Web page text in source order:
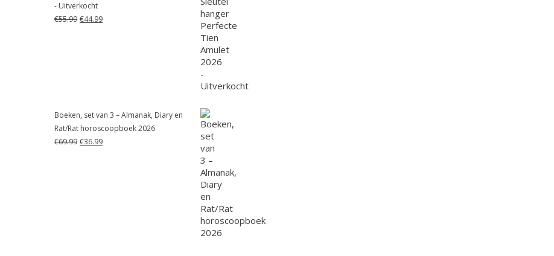
- Uitverkocht
€55.99 Oorspronkelijke
€44.99Huidige
Boeken, set van 3 – Almanak, Diary en
Rat/Rat horoscoopboek 2026
€69.99 Oorspronkelijke
€36.99Huidige